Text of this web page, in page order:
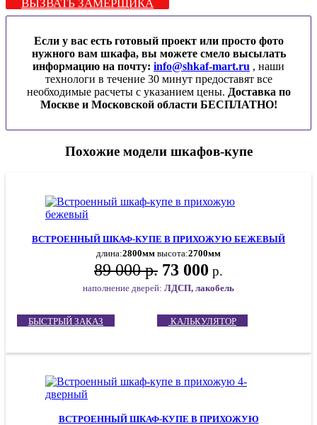
ВЫЗВАТЬ ЗАМЕРЩИКА
Если у вас есть готовый проект или просто фото
нужного вам шкафа, вы можете смело высылать
информацию на почту: info@shkaf-mart.ru , наши
технологи в течение 30 минут предоставят все
необходимые расчеты с указанием цены. Доставка по
Москве и Московской области БЕСПЛАТНО!
Похожие модели шкафов-купе
ВСТРОЕННЫЙ ШКАФ-КУПЕ В ПРИХОЖУЮ БЕЖЕВЫЙ
длина:2800мм высота:2700мм
89 000 р. 73 000 р.
наполнение дверей: ЛДСП, лакобель
БЫСТРЫЙ ЗАКАЗ КАЛЬКУЛЯТОР
ВСТРОЕННЫЙ ШКАФ-КУПЕ В ПРИХОЖУЮ